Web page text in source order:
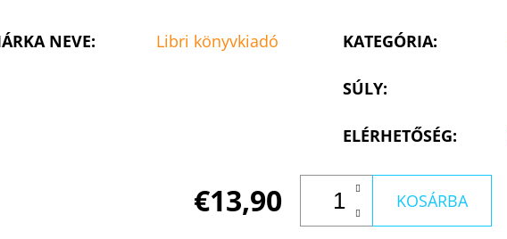
NEVE: Libri könyvkiadó KATEGÓRIA:
SÚLY:
ELÉRHETŐSÉG:
€13,90 KOSÁRBA